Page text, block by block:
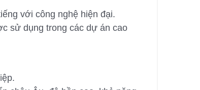
với công nghệ hiện đại.
sử dụng trong các dự án cao